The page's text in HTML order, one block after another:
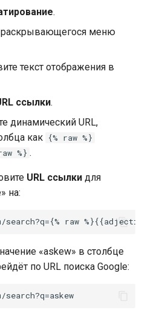
.
раскрывающегося меню
текст отображения в
ссылки.
динамический URL,
как {% raw %}
%} .
URL ссылки для
на:
«askew» в столбце
по URL поиска Google: